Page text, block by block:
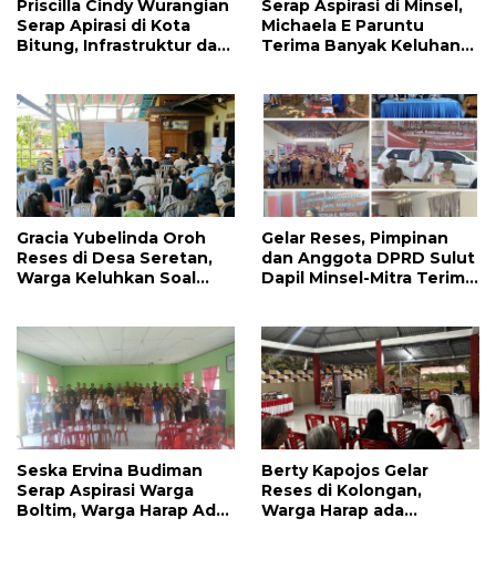
Priscilla Cindy Wurangian
Serap Apirasi di Kota
Bitung, Infrastruktur dan
Warga
Serap Aspirasi di Minsel,
Michaela E Paruntu
Terima Banyak Keluhan
Gracia Yubelinda Oroh
Reses di Desa Seretan,
Warga Keluhkan Soal
Gelar Reses, Pimpinan
dan Anggota DPRD Sulut
Dapil Minsel-Mitra Terima
Seska Ervina Budiman
Serap Aspirasi Warga
Boltim, Warga Harap Ada
Berty Kapojos Gelar
Reses di Kolongan,
Warga Harap ada